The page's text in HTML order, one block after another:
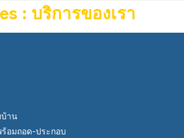
: บริการของเรา
บ้าน
ร้อมถอด-ประกอบ